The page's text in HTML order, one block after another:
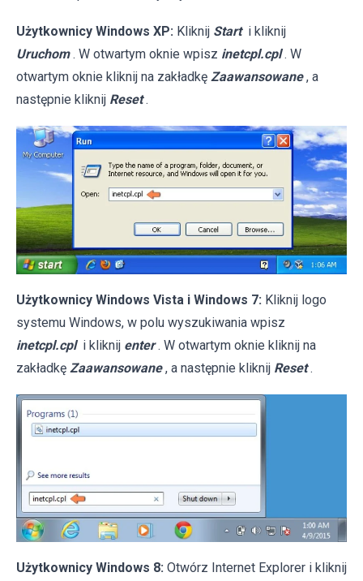
Użytkownicy Windows XP: Kliknij Start i kliknij
Uruchom . W otwartym oknie wpisz inetcpl.cpl . W
otwartym oknie kliknij na zakładkę Zaawansowane , a
następnie kliknij Reset .
Użytkownicy Windows Vista i Windows 7: Kliknij logo
systemu Windows, w polu wyszukiwania wpisz
inetcpl.cpl i kliknij enter . W otwartym oknie kliknij na
zakładkę Zaawansowane , a następnie kliknij Reset .
Użytkownicy Windows 8: Otwórz Internet Explorer i kliknij